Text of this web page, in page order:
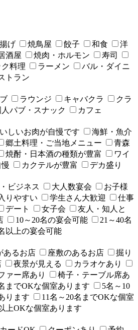
げ 焼鳥屋 餃子 和食
洋
酒屋 焼肉・ホルモン
寿司
料理
ラーメン
バル・ダイニ
トラン
ラウンジ キャバクラ
クラ
パブ・スナック
カフェ
しいお肉が自慢です
海鮮・魚介
郷土料理・ご当地メニュー
青森
焼酎・日本酒の種類が豊富
ワイ
カクテルが豊富
デカ盛り
ビジネス 大人数宴会
お子様
りやすい 学生さん大歓迎
仕事
デート 女子会
友人・知人と
10～20名の宴会可能
21～40名
以上の宴会可能
あるお店
座敷のあるお店
掘り
夜景が見える
カラオケあり
ァー席あり
椅子・テーブル席あ
までOKな個室あります
5名～10
ります
11名～20名までOKな個室
上OKな個室あります